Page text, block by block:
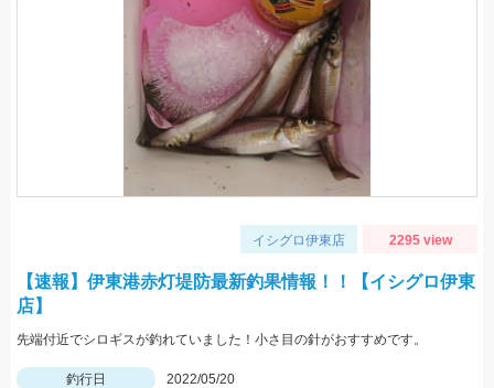
イシグロ伊東店 2295 view
【速報】伊東港赤灯堤防最新釣果情報！！【イシグロ伊東
店】
先端付近でシロギスが釣れていました！小さ目の針がおすすめです。
釣行日
2022/05/20